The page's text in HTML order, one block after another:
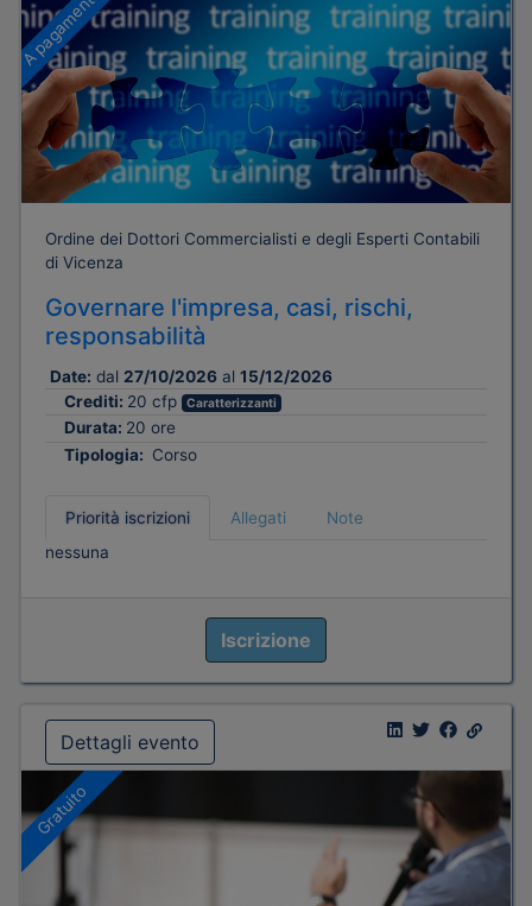
A pagamento
Ordine dei Dottori Commercialisti e degli Esperti Contabili
di Vicenza
Governare l'impresa, casi, rischi,
responsabilità
Date: dal 27/10/2026 al 15/12/2026
Crediti: 20 cfp Caratterizzanti
Durata: 20 ore
Tipologia: Corso
Priorità iscrizioni Allegati
Note
nessuna
Iscrizione
Dettagli evento
Gratuito